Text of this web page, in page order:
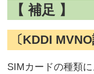
【 補足 】
〔KDDI MVNO
SIMカードの種類